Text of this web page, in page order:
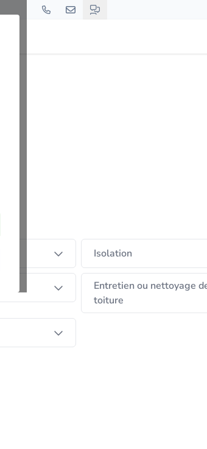
Isolation
Entretien ou nettoyage
toiture